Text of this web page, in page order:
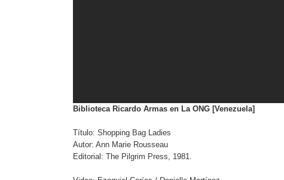
Biblioteca Ricardo Armas en La ONG [Venezuela]
Título: Shopping Bag Ladies
Autor: Ann Marie Rousseau
Editorial: The Pilgrim Press, 1981.